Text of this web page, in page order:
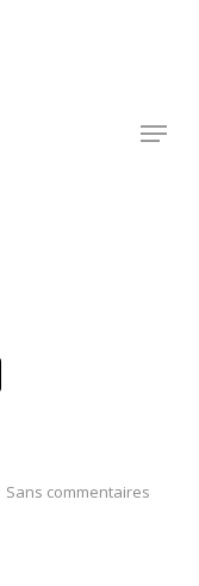
Menu
Sans commentaires